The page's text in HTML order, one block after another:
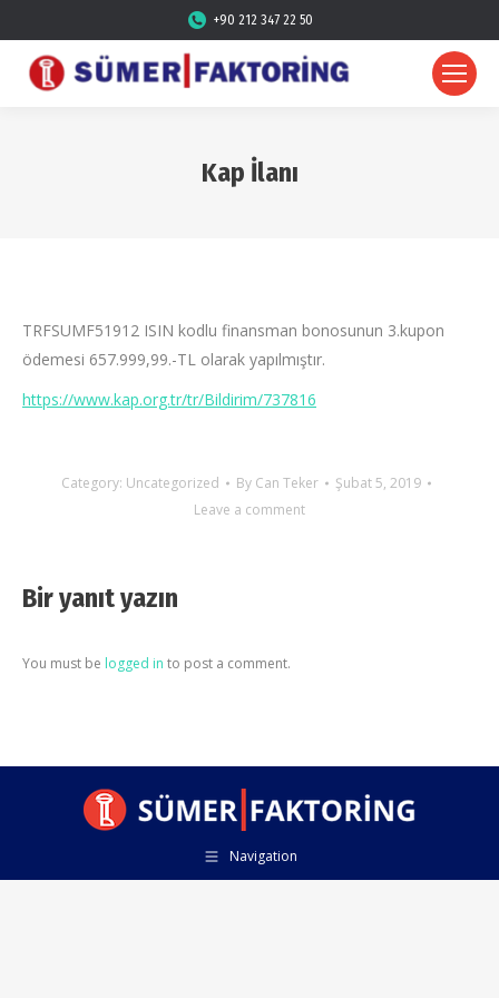
+90 212 347 22 50
Kap İlanı
TRFSUMF51912 ISIN kodlu finansman bonosunun 3.kupon
ödemesi 657.999,99.-TL olarak yapılmıştır.
https://www.kap.org.tr/tr/Bildirim/737816
Category: Uncategorized By Can Teker
Şubat 5, 2019
Leave a comment
Bir yanıt yazın
You must be logged in to post a comment.
Navigation